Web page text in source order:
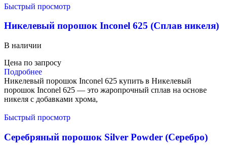
Быстрый просмотр
Никелевый порошок Inconel 625 (Сплав никеля)
В наличии
Цена по запросу
Подробнее
Никелевый порошок Inconel 625 купить в Никелевый
порошок Inconel 625 — это жаропрочный сплав на основе
никеля с добавками хрома,
Быстрый просмотр
Серебряный порошок Silver Powder (Серебро)